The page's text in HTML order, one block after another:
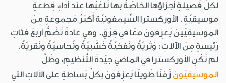
لكلِّ فَصيلةٍ أجزاؤها الخاصّةُ بها تَلعَبُها عند أَداءِ قِطعةٍ
موسيقيّةٍ. الأوركسترا السِّيمفونيّة أَكبَرُ مَجموعةٍ مِنَ
الموسيقيّينَ يَعزِفونَ معًا في فِرَقٍ. وهي عادةً تَضُمُّ أربعَ فئاتٍ
رَئيسةٍ مِنَ الآلاتِ: وَتَريّةٌ ونَفخيّةٌ خَشَبيّةٌ ونُحاسيّةٌ ونَقريّةٌ.
لم تَكُنِ الأوركسترا في الماضي جيّدةَ التَّنظيمِ، وظَلَّ
الموسيقيّونَزَمَنًا طَويلًا يَعزِفونَ بكلِّ بَساطةٍ على الآلاتِ التي